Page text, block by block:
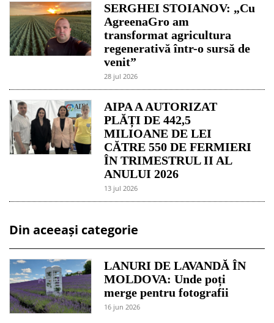
SERGHEI STOIANOV: „Cu
AgreenaGro am
transformat agricultura
regenerativă într-o sursă de
venit”
28 jul 2026
AIPA A AUTORIZAT
PLĂȚI DE 442,5
MILIOANE DE LEI
CĂTRE 550 DE FERMIERI
ÎN TRIMESTRUL II AL
ANULUI 2026
13 jul 2026
Din aceeași categorie
LANURI DE LAVANDĂ ÎN
MOLDOVA: Unde poți
merge pentru fotografii
16 jun 2026